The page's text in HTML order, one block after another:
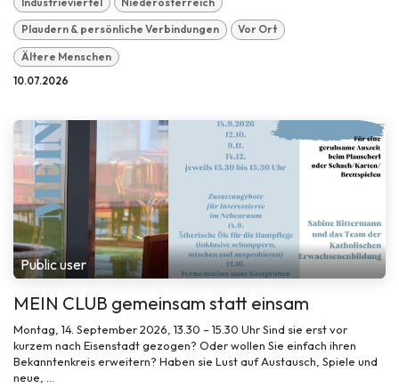
Plaudern & persönliche Verbindungen Vor Ort
Ältere Menschen
10.07.2026
Public user
MEIN CLUB gemeinsam statt einsam
Montag, 14. September 2026, 13.30 – 15.30 Uhr Sind sie erst vor
kurzem nach Eisenstadt gezogen? Oder wollen Sie einfach ihren
Bekanntenkreis erweitern? Haben sie Lust auf Austausch, Spiele und
neue, ...